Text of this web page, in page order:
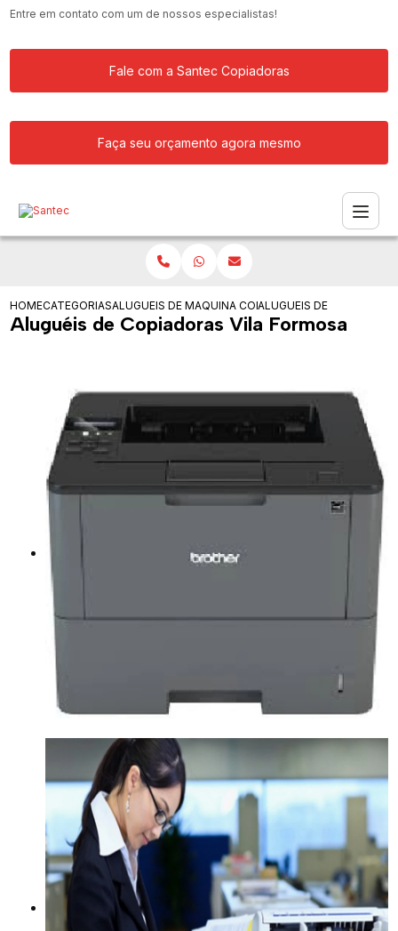
Entre em contato com um de nossos especialistas!
Fale com a Santec Copiadoras
Faça seu orçamento agora mesmo
HOMECATEGORIASALUGUEIS DE COPIADORASMAQUINA COPIADORA COLORIDA PARA
ALUGUEIS DE
Aluguéis de Copiadoras Vila Formosa